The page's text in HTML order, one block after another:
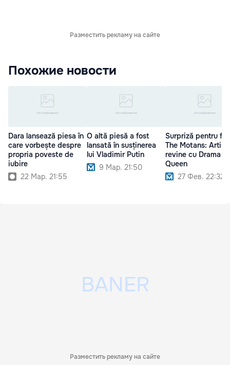
Разместить рекламу на сайте
Похожие новости
Dara lansează piesa în
care vorbește despre
propria poveste de
iubire
22 Мар. 21:55
O altă piesă a fost
lansată în susținerea
lui Vladimir Putin
9 Мар. 21:50
Surpriză pentru
The Motans:
revine cu Drama
Queen
27 Фев. 22:32
Разместить рекламу на сайте